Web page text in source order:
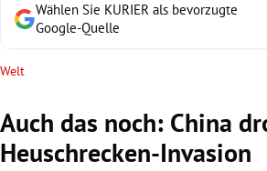
Wählen Sie KURIER als bevorzugte
Google-Quelle
Welt
Auch das noch: China
Heuschrecken-Invasion